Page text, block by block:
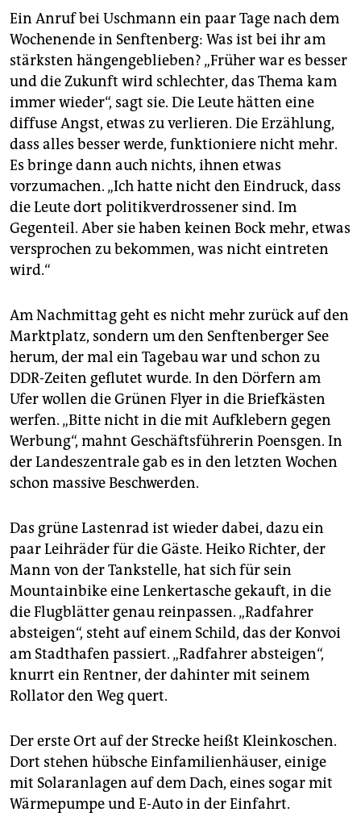
Ein Anruf bei Uschmann ein paar Tage nach dem
Wochenende in Senftenberg: Was ist bei ihr am
stärksten hängengeblieben? „Früher war es besser
und die Zukunft wird schlechter, das Thema kam
immer wieder“, sagt sie. Die Leute hätten eine
diffuse Angst, etwas zu verlieren. Die Erzählung,
dass alles besser werde, funktioniere nicht mehr.
Es bringe dann auch nichts, ihnen etwas
vorzumachen. „Ich hatte nicht den Eindruck, dass
die Leute dort politikverdrossener sind. Im
Gegenteil. Aber sie haben keinen Bock mehr, etwas
versprochen zu bekommen, was nicht eintreten
wird.“
Am Nachmittag geht es nicht mehr zurück auf den
Marktplatz, sondern um den Senftenberger See
herum, der mal ein Tagebau war und schon zu
DDR-Zeiten geflutet wurde. In den Dörfern am
Ufer wollen die Grünen Flyer in die Briefkästen
werfen. „Bitte nicht in die mit Aufklebern gegen
Werbung“, mahnt Geschäftsführerin Poensgen. In
der Landeszentrale gab es in den letzten Wochen
schon massive Beschwerden.
Das grüne Lastenrad ist wieder dabei, dazu ein
paar Leihräder für die Gäste. Heiko Richter, der
Mann von der Tankstelle, hat sich für sein
Mountainbike eine Lenkertasche gekauft, in die
die Flugblätter genau reinpassen. „Radfahrer
absteigen“, steht auf einem Schild, das der Konvoi
am Stadthafen passiert. „Radfahrer absteigen“,
knurrt ein Rentner, der dahinter mit seinem
Rollator den Weg quert.
Der erste Ort auf der Strecke heißt Kleinkoschen.
Dort stehen hübsche Einfamilienhäuser, einige
mit Solaranlagen auf dem Dach, eines sogar mit
Wärmepumpe und E-Auto in der Einfahrt.